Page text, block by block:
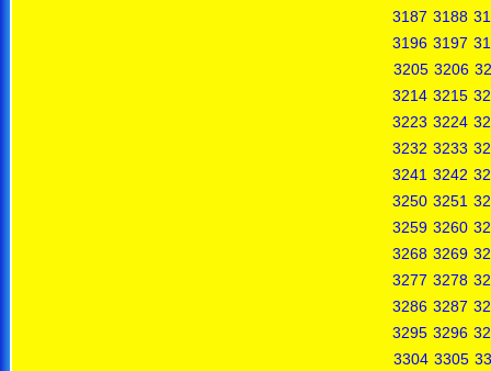
3187 3188
3196 3197
3205 3206
3214 3215
3223 3224
3232 3233
3241 3242
3250 3251
3259 3260
3268 3269
3277 3278
3286 3287
3295 3296
3304 3305